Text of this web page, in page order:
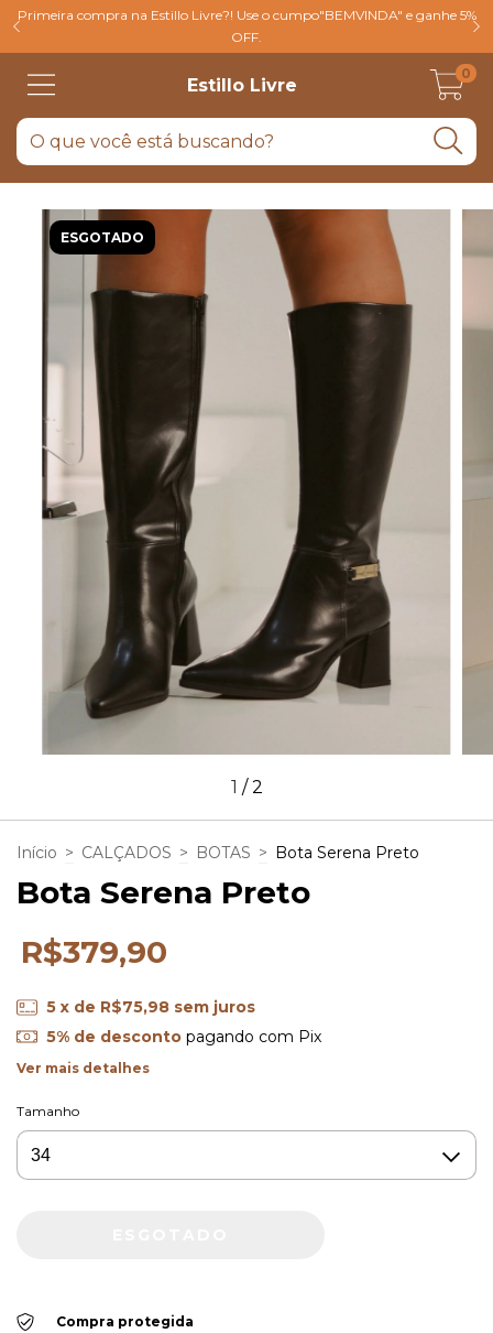
Primeira compra na Estillo Livre?! Use o cumpo"BEMVINDA" e ganhe 5%
OFF.
Estillo Livre
0
ESGOTADO
1 /2
Início > CALÇADOS > BOTAS > Bota Serena Preto
Bota Serena Preto
R$379,90
5 x de R$75,98 sem juros
5% de descontopagando com Pix
Ver mais detalhes
Tamanho
Compra protegida